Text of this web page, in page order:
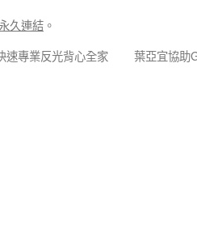
久連結 。
速專業反光背心全家
葉亞宜協助